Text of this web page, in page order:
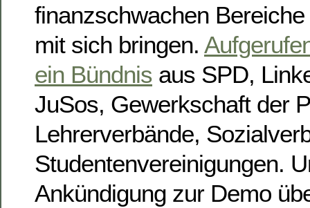
finanzschwachen
mit sich bringen.
ein Bündnis aus SPD,
JuSos, Gewerkschaft der
Lehrerverbände,
Studentenvereinigungen.
Ankündigung zur Demo